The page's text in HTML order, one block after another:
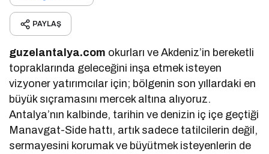
PAYLAŞ
guzelantalya.com okurları ve Akdeniz’in bereketli
topraklarında geleceğini inşa etmek isteyen
vizyoner yatırımcılar için; bölgenin son yıllardaki en
büyük sıçramasını mercek altına alıyoruz.
Antalya’nın kalbinde, tarihin ve denizin iç içe geçtiği
Manavgat-Side hattı, artık sadece tatilcilerin değil,
sermayesini korumak ve büyütmek isteyenlerin de